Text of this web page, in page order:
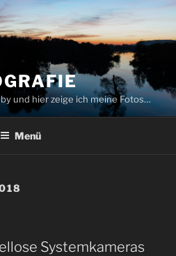
und hier zeige ich meine Fotos…
Menü
Systemkameras